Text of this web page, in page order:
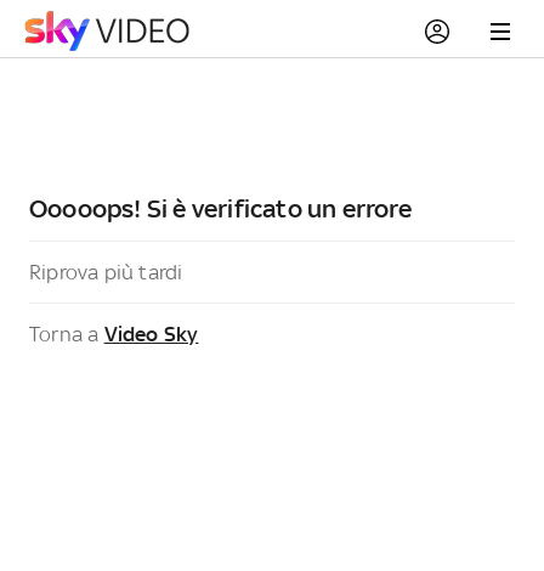
Ooooops! Si è verificato un errore
Riprova più tardi
Torna a Video Sky